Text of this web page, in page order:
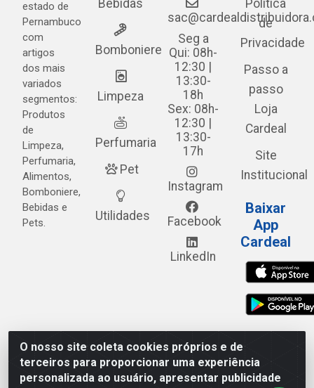
O nosso site coleta cookies próprios e de
terceiros para proporcionar uma experiência
personalizada ao usuário, apresentar publicidade
estado de
Pernambuco
com
artigos
dos mais
variados
segmentos:
Produtos
de
Limpeza,
Perfumaria,
Alimentos,
Bomboniere,
Bebidas e
Pets.
Bebidas
Bomboniere
Limpeza
Perfumaria
Pet
Utilidades
Seg a
Qui: 08h-
12:30 |
13:30-
18h
Sex: 08h-
12:30 |
13:30-
17h
Instagram
Facebook
LinkedIn
Política
de
Privacidade
Passo a
passo
Loja
Cardeal
Site
Institucional
Baixar
App
Cardeal
Cardeal Distribuidora - Estrada Alto do Moura, 582 - Alto
do Moura - Caruaru/PE - CEP 55.040-120 - CNPJ